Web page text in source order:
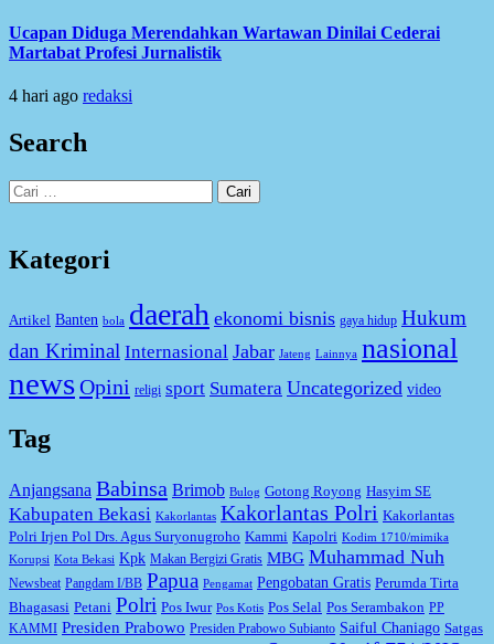
Ucapan Diduga Merendahkan Wartawan Dinilai Cederai
Martabat Profesi Jurnalistik
4 hari ago redaksi
Search
Cari
untuk:
Kategori
Artikel Banten bola daerah ekonomi bisnis gaya hidup Hukum
dan Kriminal Internasional Jabar Jateng Lainnya nasional
newsOpini religi sport Sumatera Uncategorized video
Tag
Anjangsana Babinsa Brimob Bulog Gotong Royong Hasyim SE
Kabupaten Bekasi Kakorlantas Kakorlantas Polri Kakorlantas
Polri Irjen Pol Drs. Agus Suryonugroho Kammi Kapolri Kodim 1710/mimika
Korupsi Kota Bekasi Kpk Makan Bergizi Gratis MBG Muhammad Nuh
Newsbeat Pangdam I/BB Papua Pengamat Pengobatan Gratis Perumda Tirta
Bhagasasi Petani Polri Pos Iwur Pos Kotis Pos Selal Pos Serambakon PP
KAMMI Presiden Prabowo Presiden Prabowo Subianto Saiful Chaniago Satgas